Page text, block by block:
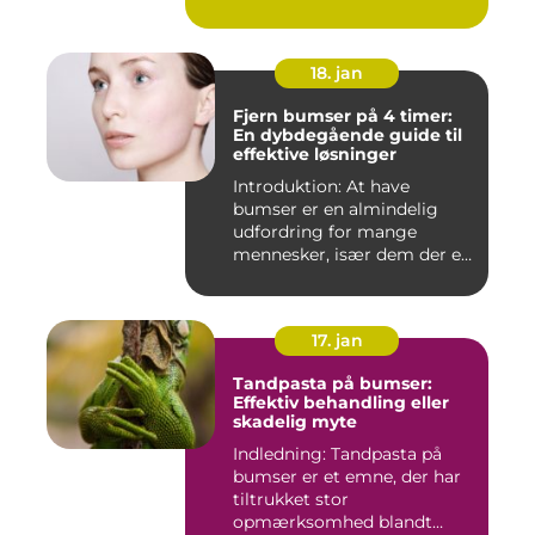
18. jan
Fjern bumser på 4 timer:
En dybdegående guide til
effektive løsninger
Introduktion: At have
bumser er en almindelig
udfordring for mange
mennesker, især dem der er
17. jan
Tandpasta på bumser:
Effektiv behandling eller
skadelig myte
Indledning: Tandpasta på
bumser er et emne, der har
tiltrukket stor
opmærksomhed blandt